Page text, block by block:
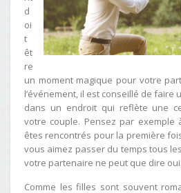
d
oi
t
êt
re
un moment magique pour votre
l’événement, il est conseillé de faire
dans un endroit qui reflète une
votre couple. Pensez par exemple
êtes rencontrés pour la première
vous aimez passer du temps tous
votre partenaire ne peut que dire oui.
Comme les filles sont souvent